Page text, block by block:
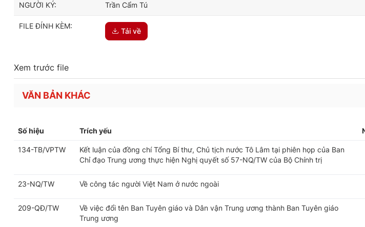
NGƯỜI KÝ: Trần Cẩm Tú
FILE ĐÍNH KÈM:
Tải về
Xem trước file
VĂN BẢN KHÁC
Số hiệu Trích yếu
134-TB/VPTW
Kết luận của đồng chí Tổng Bí thư, Chủ tịch nước Tô Lâm tại phiên họp của Ban
Chỉ đạo Trung ương thực hiện Nghị quyết số 57-NQ/TW của Bộ Chính trị
23-NQ/TW Về công tác người Việt Nam ở nước ngoài
209-QĐ/TW
Về việc đổi tên Ban Tuyên giáo và Dân vận Trung ương thành Ban Tuyên giáo
Trung ương